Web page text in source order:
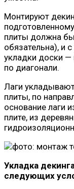
Монтируют
плиты должна
обязательна), и
укладки доски —
по диагонали.
Лаги
плиты, по
основание лаги
плите, из
Укладка
следующих